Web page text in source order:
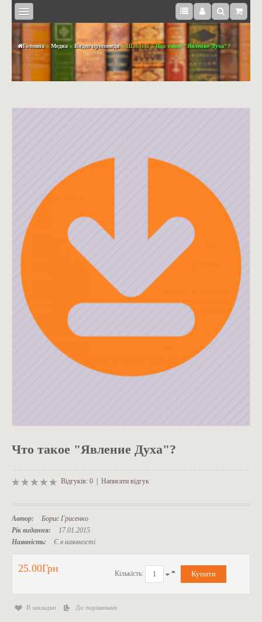
МЕДІА
СУВЕНІРИ
ОДЯГ
Головна» Медиа» Видео проповеди»Шабаты» Что такое "Явление Духа"?
Что такое "Явление Духа"?
Відгуків: 0 Написати відгук
Автор:
Борис Грисенко
Рік видання:
17.01.2015
Наявність:
Є в наявності
25.00Грн Кількість:
В закладки До порівняння